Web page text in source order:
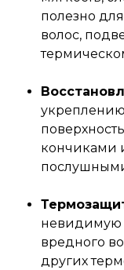
полезно
волос,
укреплению
кончиками
невидимую
вредного
других